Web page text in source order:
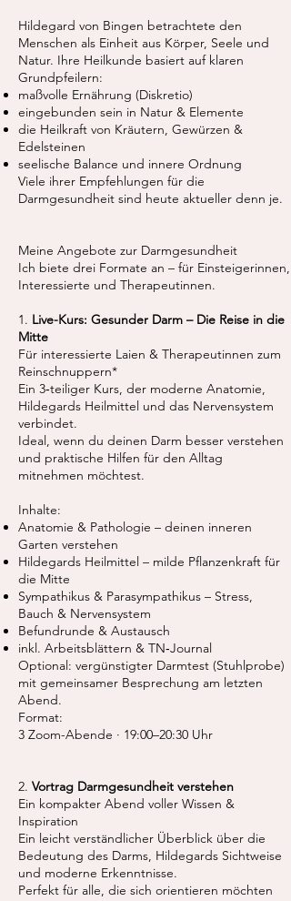
Hildegard von Bingen betrachtete den
Menschen als Einheit aus Körper, Seele und
Natur. Ihre Heilkunde basiert auf klaren
Grundpfeilern:
maßvolle Ernährung (Diskretio)
eingebunden sein in Natur & Elemente
die Heilkraft von Kräutern, Gewürzen &
Edelsteinen
seelische Balance und innere Ordnung
Viele ihrer Empfehlungen für die
Darmgesundheit sind heute aktueller denn je.
Meine Angebote zur Darmgesundheit
Ich biete drei Formate an – für Einsteigerinnen,
Interessierte und Therapeutinnen.
1. Live-Kurs: Gesunder Darm – Die Reise in die
Mitte
Für interessierte Laien & Therapeutinnen zum
Reinschnuppern*
Ein 3‑teiliger Kurs, der moderne Anatomie,
Hildegards Heilmittel und das Nervensystem
verbindet.
Ideal, wenn du deinen Darm besser verstehen
und praktische Hilfen für den Alltag
mitnehmen möchtest.
Inhalte:
Anatomie & Pathologie – deinen inneren
Garten verstehen
Hildegards Heilmittel – milde Pflanzenkraft für
die Mitte
Sympathikus & Parasympathikus – Stress,
Bauch & Nervensystem
Befundrunde & Austausch
inkl. Arbeitsblättern & TN‑Journal
Optional: vergünstigter Darmtest (Stuhlprobe)
mit gemeinsamer Besprechung am letzten
Abend.
Format:
3 Zoom-Abende · 19:00–20:30 Uhr
2. Vortrag Darmgesundheit verstehen
Ein kompakter Abend voller Wissen &
Inspiration
Ein leicht verständlicher Überblick über die
Bedeutung des Darms, Hildegards Sichtweise
und moderne Erkenntnisse.
Perfekt für alle, die sich orientieren möchten